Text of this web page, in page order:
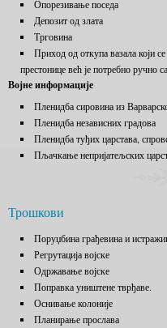
Опорезивање поседа
Депозит од злата
Трговина
Приход од откупа вазала који
престонице већ је потребно ручно
Војне информације
Пленидба сировина из
Пленидба независних градова
Пленидба туђих царстава,
Пљачкање непријатељских
Трошкови
Поруџбина грађевина и
Регрутација војске
Одржавање војске
Поправка уништене тврђаве.
Оснивање колоније
Планирање прослава